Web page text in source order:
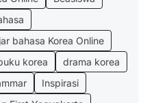
bahasa Korea Online
korea
drama korea
Inspirasi